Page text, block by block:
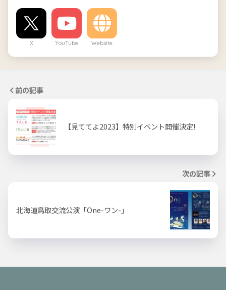
X YouTube Website
前の記事
【見ててよ2023】特別イベント開催決定!
次の記事
北海道鳥取交流公演「One-ワン-」